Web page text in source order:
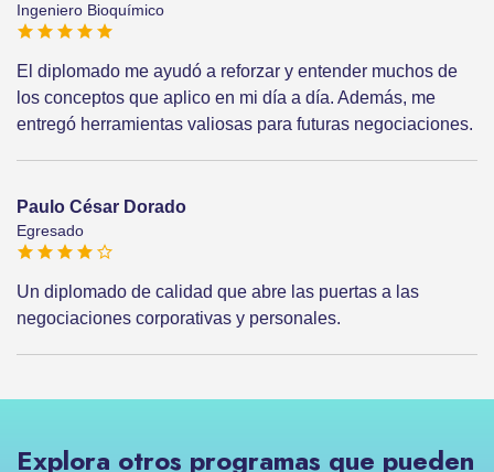
Ingeniero Bioquímico
El diplomado me ayudó a reforzar y entender muchos de
los conceptos que aplico en mi día a día. Además, me
entregó herramientas valiosas para futuras negociaciones.
Paulo César Dorado
Egresado
Un diplomado de calidad que abre las puertas a las
negociaciones corporativas y personales.
Explora otros programas que pueden